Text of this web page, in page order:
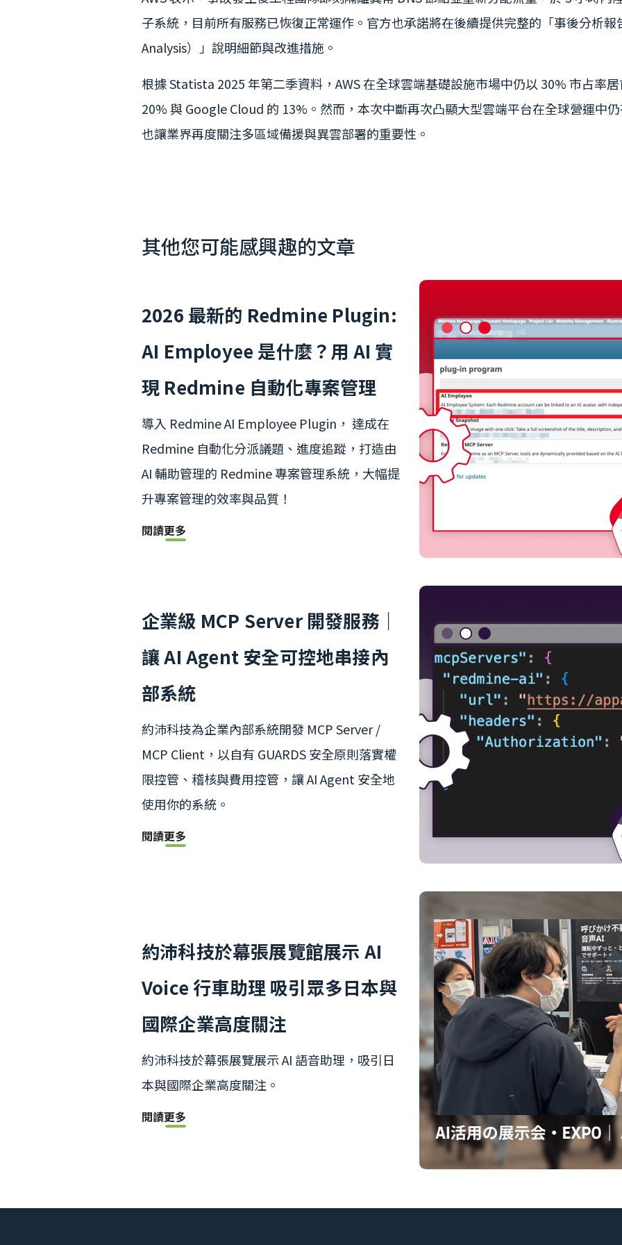
子系統，目前所有服務已恢復正常運作。官方也承諾將在後續提供完整的「事後分析
Analysis）」說明細節與改進措施。
根據 Statista 2025 年第二季資料，AWS 在全球雲端基礎設施市場中仍以 30% 市占率
20% 與 Google Cloud 的 13%。然而，本次中斷再次凸顯大型雲端平台在全球營運中
也讓業界再度關注多區域備援與異雲部署的重要性。
其他您可能感興趣的文章
2026 最新的 Redmine Plugin:
AI Employee 是什麼？用 AI 實
現 Redmine 自動化專案管理
導入 Redmine AI Employee Plugin， 達成在
Redmine 自動化分派議題、進度追蹤，打造由
AI 輔助管理的 Redmine 專案管理系統，大幅提
升專案管理的效率與品質！
閱讀更多
企業級 MCP Server 開發服務｜
讓 AI Agent 安全可控地串接內
部系統
約沛科技為企業內部系統開發 MCP Server /
MCP Client，以自有 GUARDS 安全原則落實權
限控管、稽核與費用控管，讓 AI Agent 安全地
使用你的系統。
閱讀更多
約沛科技於幕張展覽館展示 AI
Voice 行車助理 吸引眾多日本與
國際企業高度關注
約沛科技於幕張展覽展示 AI 語音助理，吸引日
本與國際企業高度關注。
閱讀更多